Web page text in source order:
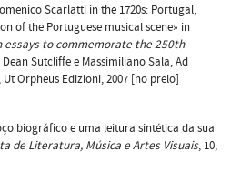
Scarlatti in the 1720s: Portugal,
of the Portuguese musical scene» in
to commemorate the 250th
Dean Sutcliffe e Massimiliano Sala, Ad
Orpheus Edizioni, 2007 [no prelo]
biográfico e uma leitura sintética da sua
de Literatura, Música e Artes Visuais, 10,